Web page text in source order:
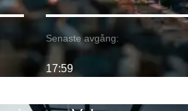
Senaste avgång:
17:59